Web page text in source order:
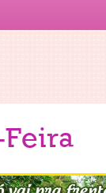
Feira